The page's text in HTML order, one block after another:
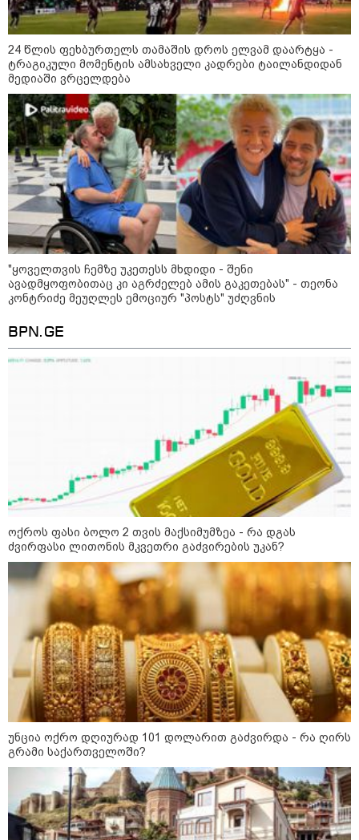
11:13 / 05-08-2026
Hisense წარმოგიდგენთ გზავნილს "ინოვაციები
უკეთესი ცხოვრებისათვის" FIFA-ს 2026 წლის
მსოფლიო ჩემპიონატზე™
15:49 / 06-08-2026
შეიძინე ალდაგის სამოგზაურო დაზღვევა და
საზოგადოება
11:36 / 08-08-2026
წელიწადნახევარში საქართველოში 164
ადამიანი დაიკარგა - 57 პირს ამ დრომდე
ეძებენ
17:12 / 09-08-2026
უნცია ოქრო დღიურად 101
დოლარით გაძვირდა - რა ღირს
გრამი საქართველოში?
24 წლის ფეხბურთელს თამაშის დროს ელვამ დაარტყა -
ტრაგიკული მომენტის ამსახველი კადრები ტაილანდიდან
მედიაში ვრცელდება
"ყოველთვის ჩემზე უკეთესს მხდიდი - შენი
ავადმყოფობითაც კი აგრძელებ ამის გაკეთებას" - თეონა
კონტრიძე მეუღლეს ემოციურ "პოსტს" უძღვნის
BPN.GE
ოქროს ფასი ბოლო 2 თვის მაქსიმუმზეა - რა დგას
ძვირფასი ლითონის მკვეთრი გაძვირების უკან?
უნცია ოქრო დღიურად 101 დოლარით გაძვირდა - რა ღირს
გრამი საქართველოში?